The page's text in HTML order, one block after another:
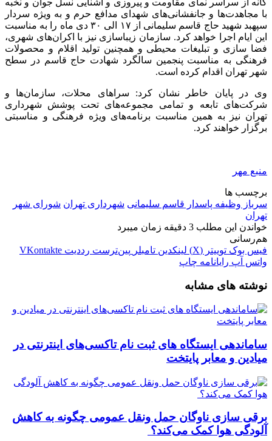
با مجاهدت‌ها و جانفشانی‌های شهدای مدافع حرم و به ویژه سردار
سپهبد شهید حاج قاسم سلیمانی از ۱۷ الی ۳۰ دی ماه را به مناسبت
این ایام اجرا خواهد کرد. سازمان زیباسازی نیز با اکران‌های شهری،
فضا سازی و تبلیغات محیطی و همچنین تولید اقلام و محصولات
فرهنگی به مناسبت پنجمین سالگرد شهادت حاج قاسم در سطح
شهر تهران اقدام کرده است.
وی در پایان خاطر نشان کرد: سراهای محلات، سازمان‌ها و
شرکت‌های تابعه و تمامی مجموعه‌های تحت پوشش شهرداری
تهران نیز به همین مناسبت برنامه‌های ویژه فرهنگی و مناسبتی
برگزار خواهند کرد.
منبع مهر
برچسب ها
سرباز وظیفه پاسدار قاسم سلیمانی شهرداری تهران شورای شهر
تهران
خواندن این مطلب 3 دقیقه زمان میبرد
هم‌رسانی
فیس بوک توییتر (X) لینکدین ‫تامبلر ‫پین‌ترست ‫رددیت ‫VKontakte
واتس آپ رایانامه چاپ
نوشته های مشابه
ساماندهی ایستگاه های ثبت نام تاکسی‌های اینترنتی در
میادین و معابر پایتخت
برقی سازی ناوگان حمل ونقل عمومی چگونه به کاهش
آلودگی هوا کمک می‌کند؟